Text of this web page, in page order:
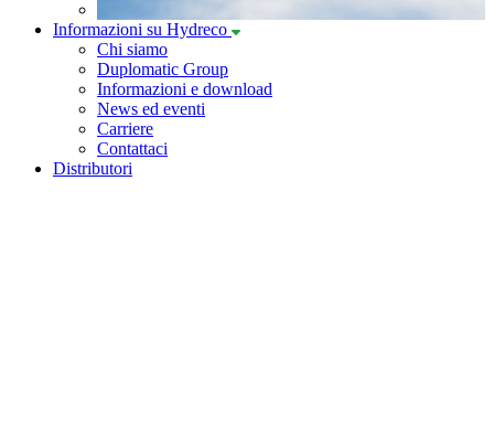
Informazioni su Hydreco
Chi siamo
Duplomatic Group
Informazioni e download
News ed eventi
Carriere
Contattaci
Distributori